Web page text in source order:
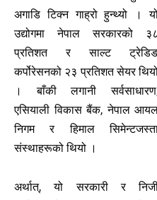
अगाडि टिक्न गाह्रो हुन्थ्यो ।
उद्योगमा नेपाल सरकारको ३८
प्रतिशत र साल्ट
कर्पोरेसनको २३ प्रतिशत सेयर
। बाँकी लगानी
एसियाली विकास बैंक, नेपाल
निगम र हिमाल
संस्थाहरूको थियो ।
अर्थात्, यो सरकारी र